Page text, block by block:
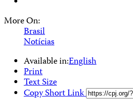
More On:
Brasil
Notícias
Available in:English
Print
Text Size
Copy Short Link